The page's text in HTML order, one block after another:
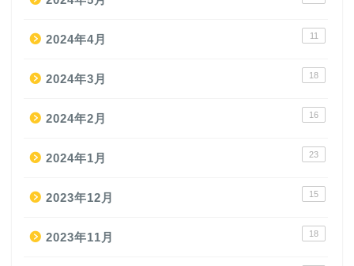
2024年4月 11
2024年3月 18
2024年2月 16
2024年1月 23
2023年12月 15
2023年11月 18